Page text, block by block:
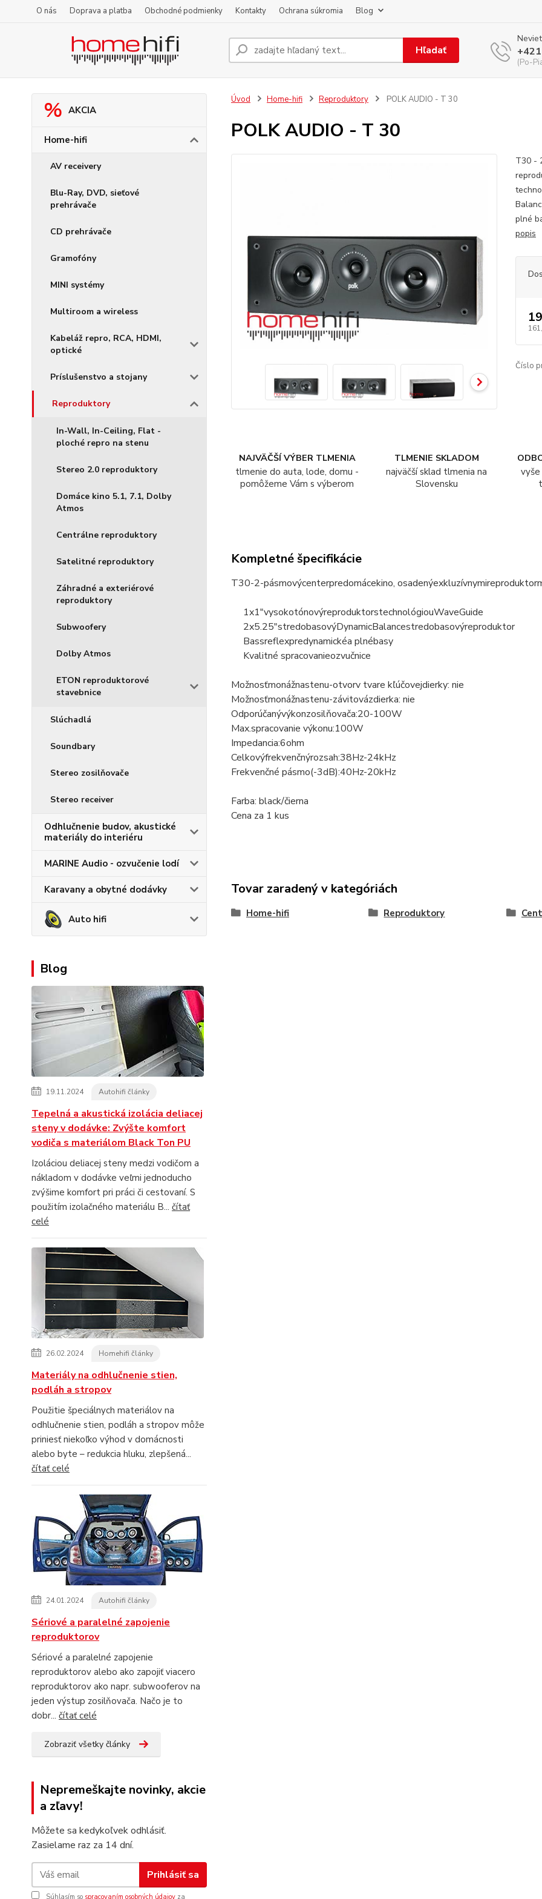
O nás Doprava a platba Obchodné podmienky Kontakty Ochrana súkromia Blog
Hľadať
(Po-
AKCIA
Home-hifi
AV receivery
Blu-Ray, DVD, sieťové
prehrávače
CD prehrávače
Gramofóny
MINI systémy
Multiroom a wireless
Kabeláž repro, RCA, HDMI,
optické
Príslušenstvo a stojany
Reproduktory
In-Wall, In-Ceiling, Flat -
ploché repro na stenu
Stereo 2.0 reproduktory
Domáce kino 5.1, 7.1, Dolby
Atmos
Centrálne reproduktory
Satelitné reproduktory
Záhradné a exteriérové
reproduktory
Subwoofery
Dolby Atmos
ETON reproduktorové
stavebnice
Slúchadlá
Soundbary
Stereo zosilňovače
Stereo receiver
Odhlučnenie budov, akustické
materiály do interiéru
MARINE Audio - ozvučenie lodí
Karavany a obytné dodávky
Auto hifi
Blog
19.11.2024 Autohifi články
Tepelná a akustická izolácia deliacej
steny v dodávke: Zvýšte komfort
vodiča s materiálom Black Ton PU
Izoláciou deliacej steny medzi vodičom a
nákladom v dodávke veľmi jednoducho
zvýšime komfort pri práci či cestovaní. S
použitím izolačného materiálu B... čítať
celé
26.02.2024 Homehifi články
Materiály na odhlučnenie stien,
podláh a stropov
Použitie špeciálnych materiálov na
odhlučnenie stien, podláh a stropov môže
priniesť niekoľko výhod v domácnosti
alebo byte – redukcia hluku, zlepšená...
čítať celé
24.01.2024 Autohifi články
Sériové a paralelné zapojenie
reproduktorov
Sériové a paralelné zapojenie
reproduktorov alebo ako zapojiť viacero
reproduktorov ako napr. subwooferov na
jeden výstup zosilňovača. Načo je to
dobr... čítať celé
Zobraziť všetky články
Nepremeškajte novinky, akcie
a zľavy!
Môžete sa kedykoľvek odhlásiť.
Zasielame raz za 14 dní.
Prihlásiť sa
Súhlasím so spracovaním osobných údajov za
Úvod Home-hifi Reproduktory POLK AUDIO - T 30
POLK AUDIO - T 30
T30 -
plné
popis
Číslo
NAJVÄČŠÍ VÝBER TLMENIA
tlmenie do auta, lode, domu -
pomôžeme Vám s výberom
TLMENIE SKLADOM
najväčší sklad tlmenia na
Slovensku
Kompletné špecifikácie
T30-2-pásmovýcenterpredomácekino, osadenýexkluzívnymi
1x1"vysokotónovýreproduktorstechnológiouWaveGuide
2x5.25"stredobasovýDynamicBalancestredobasovýreproduktor
Bassreflexpredynamickéa plnébasy
Kvalitné spracovanieozvučnice
Možnosťmonážnastenu-otvorv tvare kľúčovejdierky: nie
Možnosťmonážnastenu-závitovázdierka: nie
Odporúčanývýkonzosilňovača:20-100W
Max.spracovanie výkonu:100W
Impedancia:6ohm
Celkovýfrekvenčnýrozsah:38Hz-24kHz
Frekvenčné pásmo(-3dB):40Hz-20kHz
Farba: black/čierna
Cena za 1 kus
Tovar zaradený v kategóriách
Home-hifi Reproduktory